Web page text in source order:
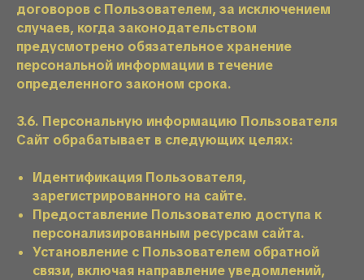
договоров с Пользователем, за исключением
случаев, когда законодательством
предусмотрено обязательное хранение
персональной информации в течение
определенного законом срока.
3.6. Персональную информацию Пользователя
Сайт обрабатывает в следующих целях:
Идентификация Пользователя,
зарегистрированного на сайте.
Предоставление Пользователю доступа к
персонализированным ресурсам сайта.
Установление с Пользователем обратной
связи, включая направление уведомлений,